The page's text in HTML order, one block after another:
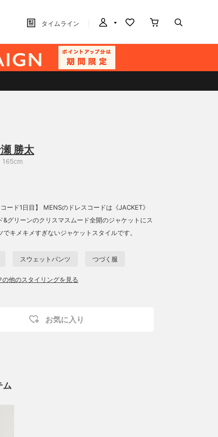
タイムライン
勝太
165cm
コード1日目】 MENSのドレスコードは《JACKET》
&グリーンのクリスマスムード全開のジャケットにス
でキメキメすぎないジャケットスタイルです。
スウェットパンツ つづく服
の他のスタイリングを見る
お気に入り
ム